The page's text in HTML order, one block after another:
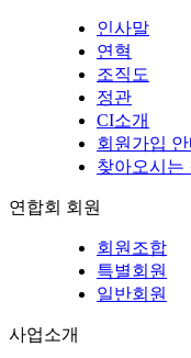
인사말
연혁
조직도
정관
CI소개
회원가입 안
찾아오시는
연합회 회원
회원조합
특별회원
일반회원
사업소개